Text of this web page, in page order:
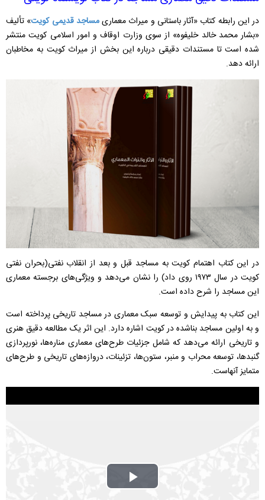
در این رابطه کتاب «آثار باستانی و میراث معماریمساجد قدیمی کویت» تألیف
«بشار محمد خالد خلیفوه» از سوی وزارت اوقاف و امور اسلامی کویت منتشر
شده است تا مستندات دقیقی درباره این بخش از میراث کویت به مخاطبان
ارائه دهد.
در این کتاب اهتمام کویت به مساجد قبل و بعد از انقلاب نفتی(بحران نفتی
کویت در سال ۱۹۷۳ روی داد) را نشان می‌دهد و ویژگی‌های برجسته معماری
این مساجد را شرح داده است.
این کتاب به پیدایش و توسعه سبک معماری در مساجد تاریخی پرداخته است
و به اولین مساجد بناشده در کویت اشاره دارد. این اثر یک مطالعه دقیق هنری
و تاریخی ارائه می‌دهد که شامل جزئیات طرح‌های معماری مناره‌ها، نورپردازی
گنبدها، توسعه محراب و منبر، ستون‌ها، تزئینات، دروازه‌های تاریخی و طرح‌های
متمایز آنهاست.
Play